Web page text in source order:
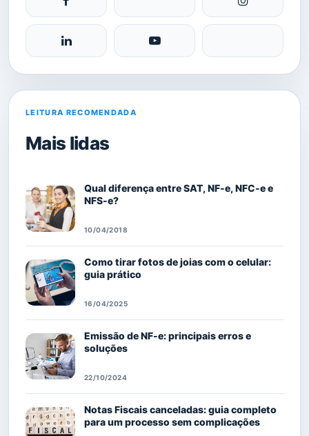
LEITURA RECOMENDADA
Mais lidas
Qual diferença entre SAT, NF-e, NFC-e e
NFS-e?
10/04/2018
Como tirar fotos de joias com o celular:
guia prático
16/04/2025
Emissão de NF-e: principais erros e
soluções
22/10/2024
Notas Fiscais canceladas: guia completo
para um processo sem complicações